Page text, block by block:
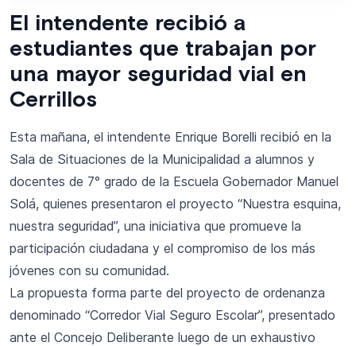
El intendente recibió a
estudiantes que trabajan por
una mayor seguridad vial en
Cerrillos
Esta mañana, el intendente Enrique Borelli recibió en la
Sala de Situaciones de la Municipalidad a alumnos y
docentes de 7° grado de la Escuela Gobernador Manuel
Solá, quienes presentaron el proyecto “Nuestra esquina,
nuestra seguridad”, una iniciativa que promueve la
participación ciudadana y el compromiso de los más
jóvenes con su comunidad.
La propuesta forma parte del proyecto de ordenanza
denominado “Corredor Vial Seguro Escolar”, presentado
ante el Concejo Deliberante luego de un exhaustivo